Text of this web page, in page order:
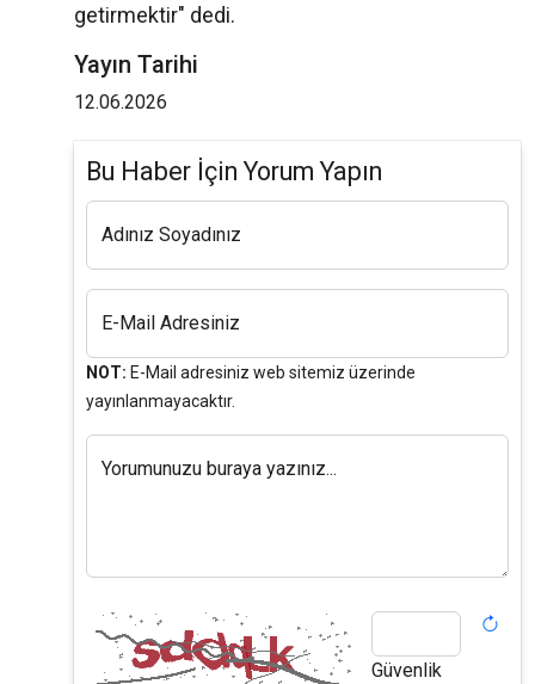
getirmektir" dedi.
Yayın Tarihi
12.06.2026
Bu Haber İçin Yorum Yapın
Adınız Soyadınız
E-Mail Adresiniz
NOT: E-Mail adresiniz web sitemiz üzerinde
yayınlanmayacaktır.
Yorumunuzu buraya yazınız...
Güvenlik